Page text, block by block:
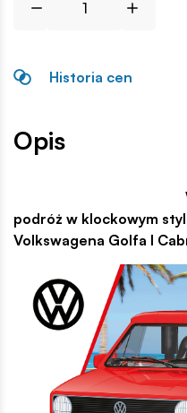
Historia cen
Opis
Wyrusz w
podróż w klockowym
Volkswagena Golfa I